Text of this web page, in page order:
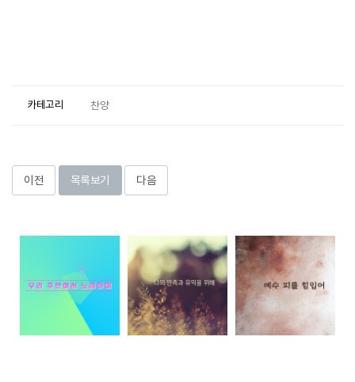
카테고리 찬양
이전 목록보기 다음